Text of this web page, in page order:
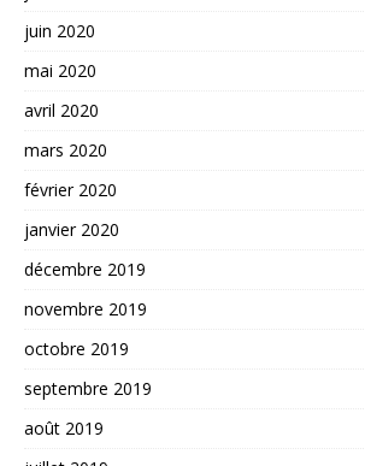
juin 2020
mai 2020
avril 2020
mars 2020
février 2020
janvier 2020
décembre 2019
novembre 2019
octobre 2019
septembre 2019
août 2019